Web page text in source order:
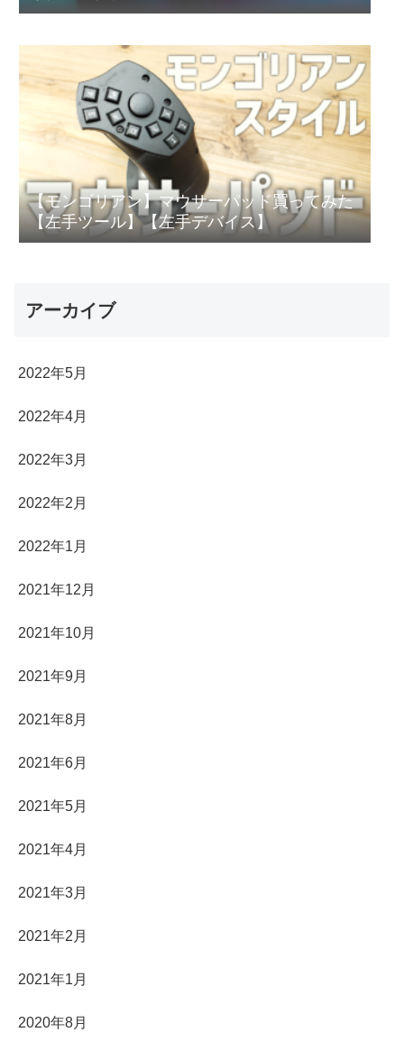
【モンゴリアン】マウサーパッド買ってみた
【左手ツール】【左手デバイス】
アーカイブ
2022年5月
2022年4月
2022年3月
2022年2月
2022年1月
2021年12月
2021年10月
2021年9月
2021年8月
2021年6月
2021年5月
2021年4月
2021年3月
2021年2月
2021年1月
2020年8月